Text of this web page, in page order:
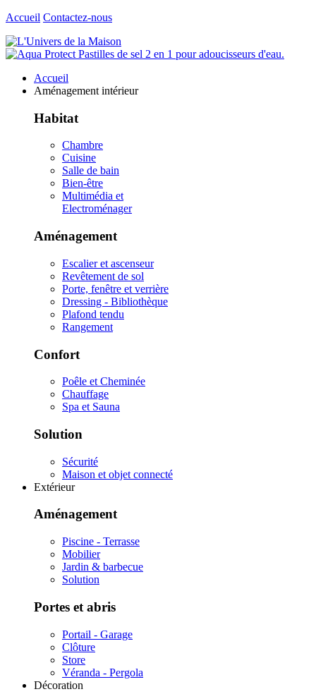
Accueil Contactez-nous
Accueil
Aménagement intérieur
Habitat
Chambre
Cuisine
Salle de bain
Bien-être
Multimédia et
Electroménager
Aménagement
Escalier et ascenseur
Revêtement de sol
Porte, fenêtre et verrière
Dressing - Bibliothèque
Plafond tendu
Rangement
Confort
Poêle et Cheminée
Chauffage
Spa et Sauna
Solution
Sécurité
Maison et objet connecté
Extérieur
Aménagement
Piscine - Terrasse
Mobilier
Jardin & barbecue
Solution
Portes et abris
Portail - Garage
Clôture
Store
Véranda - Pergola
Décoration